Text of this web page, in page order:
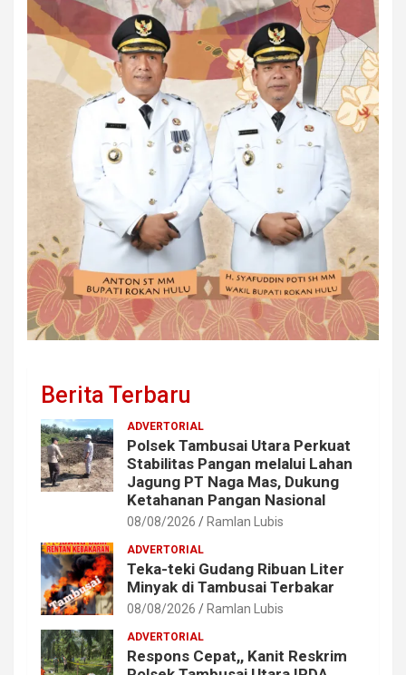
Berita Terbaru
ADVERTORIAL
Polsek Tambusai Utara Perkuat
Stabilitas Pangan melalui Lahan
Jagung PT Naga Mas, Dukung
Ketahanan Pangan Nasional
08/08/2026 Ramlan Lubis
ADVERTORIAL
Teka-teki Gudang Ribuan Liter
Minyak di Tambusai Terbakar
08/08/2026 Ramlan Lubis
ADVERTORIAL
Respons Cepat,, Kanit Reskrim